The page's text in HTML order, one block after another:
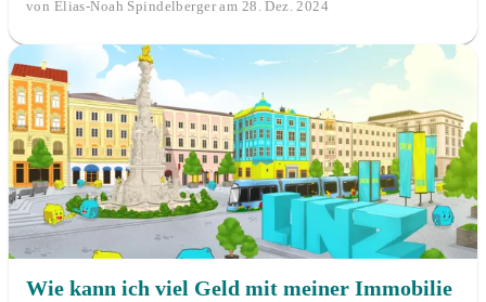
von Elias-Noah Spindelberger am 28. Dez. 2024
Wie kann ich viel Geld mit meiner Immobilie